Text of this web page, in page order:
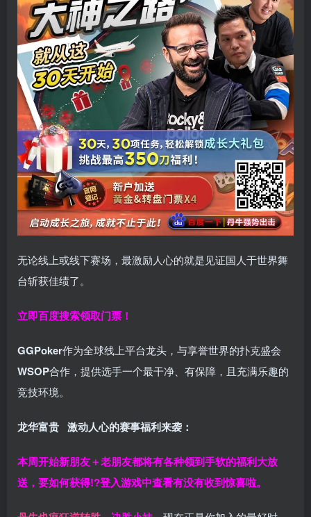
无论线上或线下赛场，最激励人心的就是见证国人于世界舞
台斩获佳绩了。
立即百度搜索领取门票！
GGPoker作为全球线上平台龙头，与享誉世界的扑克盛会
WSOP合作，提供选手一个最干净、有保障，且充满乐趣的
竞技环境。
龙华富贵 激动人心的赛事福利来袭：
本周开始新朋友＋老朋友都将有各种领到手软的福利大放
送，要如何获得!?登入游戏中查看有没有收到惊喜啦。